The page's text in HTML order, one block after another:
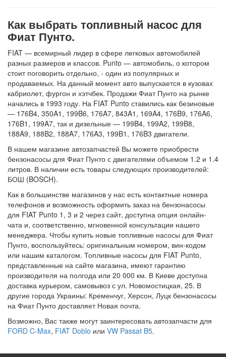
Как выбрать топливный насос для
Фиат Пунто.
FIAT — всемирный лидер в сфере легковых автомобилей
разных размеров и классов. Punto — автомобиль, о котором
стоит поговорить отдельно, - один из популярных и
продаваемых. На данный момент авто выпускается в кузовах
кабриолет, фургон и хэтчбек. Продажи Фиат Пунто на рынке
начались в 1993 году. На FIAT Punto ставились как безиновые
— 176B4, 350A1, 199B6, 176A7, 843A1, 169A4, 176B9, 176A6,
176B1, 199A7, так и дизельные — 199B4, 199A2, 199B8,
188A9, 188B2, 188A7, 176A3, 199B1, 176B3 двигатели.
В нашем магазине автозапчастей Вы можете приобрести
бензонасосы для Фиат Пунто с двигателями объемом 1.2 и 1.4
литров. В наличии есть товары следующих производителей:
БОШ (BOSCH).
Как в большинстве магазинов у нас есть контактные номера
телефонов и возможность оформить заказ на бензонасосы
для FIAT Punto 1, 3 и 2 через сайт, доступна опция онлайн-
чата и, соответственно, мгновенной консультации нашего
менеджера. Чтобы купить новые топливные насосы для Фиат
Пунто, воспользуйтесь: оригинальным номером, вин-кодом
или нашим каталогом. Топливные насосы для FIAT Punto,
представленные на сайте магазина, имеют гарантию
производителя на полгода или 20 000 км. В Киеве доступна
доставка курьером, самовывоз с ул. Новомостицкая, 25. В
другие города Украины: Кременчуг, Херсон, Луцк бензонасосы
на Фиат Пунто доставляет Новая почта.
Возможно, Вас также могут заинтересовать автозапчасти для
FORD C-Max, FIAT Doblo или VW Passat B5.